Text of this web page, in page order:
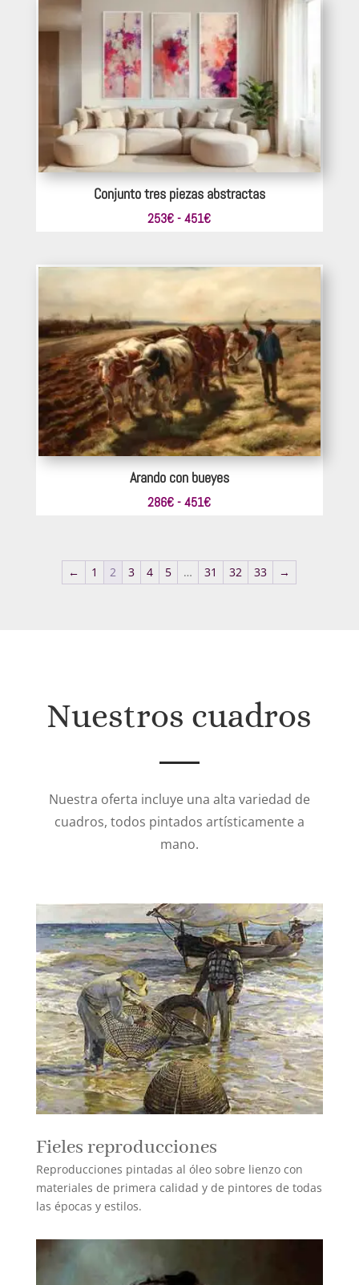
desde
220€
hasta
660€
Conjunto tres piezas abstractas
253€ - 451€Rango
253€
hasta
451€
Arando con bueyes
286€ - 451€Rango
desde
286€
← 1 2 3 4 5 … 31 32 33 →
Nuestros cuadros
Nuestra oferta incluye una alta variedad de
cuadros, todos pintados artísticamente a
mano.
Fieles reproducciones
Reproducciones pintadas al óleo sobre lienzo con
materiales de primera calidad y de pintores de todas
las épocas y estilos.